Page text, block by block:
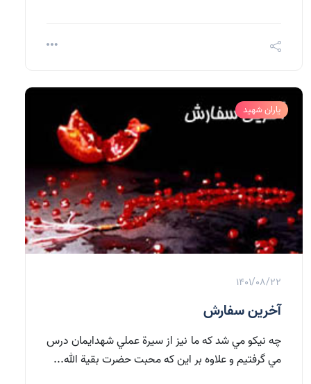
یاران شهید
1401/08/22
آخرين سفارش
چه نيكو مي شد كه ما نيز از سيرة عملي شهدايمان درس
مي گرفتيم و علاوه بر اين كه محبت حضرت بقية الله...